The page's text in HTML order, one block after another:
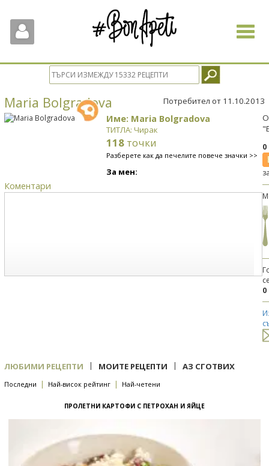
Toggle
Maria Bolgradova Потребител от 11.10.2013
Име: Maria Bolgradova
ТИТЛА: Чирак
118 точки
Разберете как да печелите повече значки >>
За мен:
Коментари
0
ЛЮБИМИ РЕЦЕПТИ | МОИТЕ РЕЦЕПТИ | АЗ СГОТВИХ
Последни | Най-висок рейтинг | Най-четени
ПРОЛЕТНИ КАРТОФИ С ПЕТРОХАН И ЯЙЦЕ